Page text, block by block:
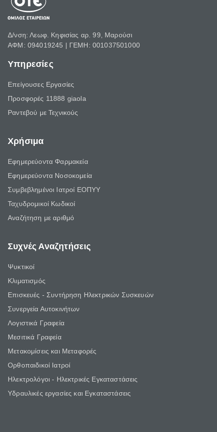
Δ/νση: Λεωφ. Κηφισίας αρ. 99, Μαρούσι
ΑΦΜ: 094019245 | ΓΕΜΗ: 001037501000
Υπηρεσίες
Επείγουσες Εργασίες
Προσφορές 11888 giaola
Ραντεβού με Τεχνικούς
Χρήσιμα
Εφημερεύοντα Φαρμακεία
Εφημερεύοντα Νοσοκομεία
Συμβεβλημένοι Ιατροί ΕΟΠΥΥ
Ταχυδρομικοί Κωδικοί
Αναζήτηση με αριθμό
Συχνές Αναζητήσεις
Ψυκτικοί
Κλιματισμός
Επισκευές - Συντήρηση Ηλεκτρικών Συσκευών
Συνεργεία Αυτοκινήτων
Λογιστικά Γραφεία
Μεσιτικά Γραφεία
Μετακομίσεις και Μεταφορές
Ορθοπαιδικοί Ιατροί
Ηλεκτρολόγοι - Ηλεκτρικές Εγκαταστάσεις
Υδραυλικές εργασίες και Εγκαταστάσεις